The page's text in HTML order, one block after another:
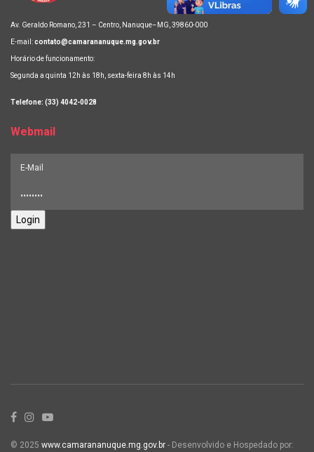
Av. Geraldo Romano, 231 – Centro, Nanuque–MG, 39860-000
E-mail:contato@camarananuque.mg.gov.br
Horário de funcionamento:
Segunda a quinta 12h às 18h, sexta-feira 8h às 14h
Telefone: (33) 4042-0028
Webmail
Login
© 2025 www.camarananuque.mg.gov.br - Desenvolvido e Hospedado por: